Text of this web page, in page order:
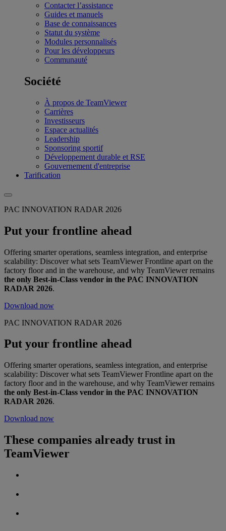
Contacter l’assistance
Guides et manuels
Base de connaissances
Statut du système
Modules personnalisés
Pour les développeurs
Communauté
Société
À propos de TeamViewer
Carrières
Investisseurs
Espace actualités
Leadership
Sponsoring sportif
Développement durable et RSE
Gouvernement d'entreprise
Tarification
PAC INNOVATION RADAR 2026
Put your frontline ahead
Offering smarter operations, seamless integration, and enterprise
scalability: Discover what sets TeamViewer Frontline apart on the
factory floor and in the warehouse, and why TeamViewer remains
the only Best-in-Class vendor in the PAC INNOVATION
RADAR 2026.
Download now
PAC INNOVATION RADAR 2026
Put your frontline ahead
Offering smarter operations, seamless integration, and enterprise
scalability: Discover what sets TeamViewer Frontline apart on the
factory floor and in the warehouse, and why TeamViewer remains
the only Best-in-Class vendor in the PAC INNOVATION
RADAR 2026.
Download now
These companies already trust in
TeamViewer